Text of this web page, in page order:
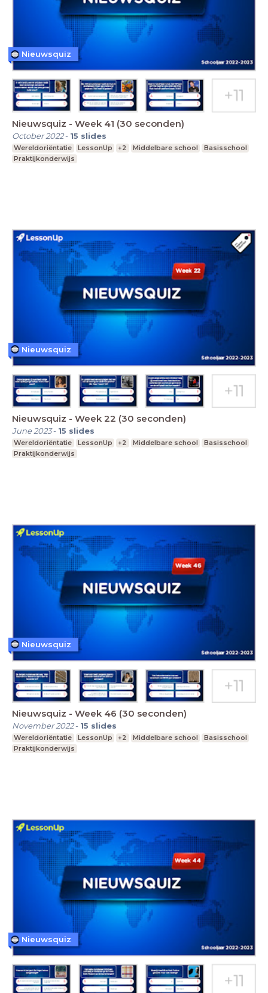
Nieuwsquiz - Week 41 (30 seconden)
October 2022- 15 slides
Wereldoriëntatie LessonUp +2 Middelbare school
Basisschool
Praktijkonderwijs
Nieuwsquiz
Nieuwsquiz - Week 22 (30 seconden)
June 2023- 15 slides
Wereldoriëntatie LessonUp +2 Middelbare school
Basisschool
Praktijkonderwijs
Nieuwsquiz
Nieuwsquiz - Week 46 (30 seconden)
November 2022- 15 slides
Wereldoriëntatie LessonUp +2 Middelbare school
Basisschool
Praktijkonderwijs
Nieuwsquiz
Nieuwsquiz